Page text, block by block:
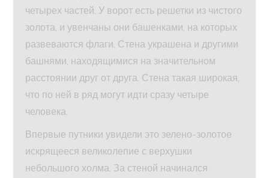
четырех частей. У ворот есть решетки из чистого
золота, и увенчаны они башенками, на которых
развеваются флаги. Стена украшена и другими
башнями, находящимися на значительном
расстоянии друг от друга. Стена такая широкая,
что по ней в ряд могут идти сразу четыре
человека.
Впервые путники увидели это зелено-золотое
искрящееся великолепие с верхушки
небольшого холма. За стеной начинался